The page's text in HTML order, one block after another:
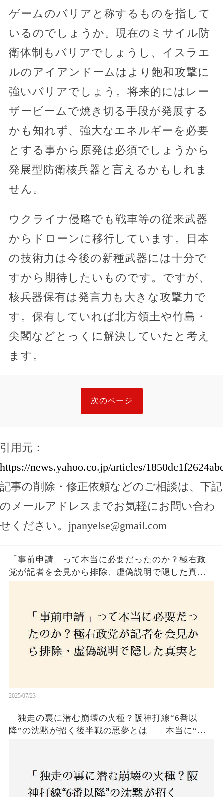
ゲームのバリアと称するものを指して
いるのでしょうか。現在のミサイル防
衛体制もバリアでしょうし、イスラエ
ルのアイアンドームはより飽和攻撃に
強いバリアでしょう。将来的にはレー
ザービームで焼き切る手段が発展する
かも知れず、強大なエネルギーを必要
とする事から原発は必須でしょうから
発展型防衛核兵器と言えるかもしれま
せん。
ウクライナ侵略でも戦車等の従来武器
からドローンに移行しています。日本
の技術力は今後の新種武器には十分で
すから期待したいものです。ですが、
核兵器保有は発言力も大きな攻撃力で
す。保有していれば北方領土や竹島・
尖閣などとっくに解決していたと考え
ます。
次のページ
引用元：
https://news.yahoo.co.jp/articles/
記事の削除・修正依頼などのご相談は、下記
のメールアドレスまでお気軽にお問い合わ
せください。 jpanyelse@gmail.com
「事前申請」って本当に必要だったのか？極右政
党が記者を会見から排除、虚偽説明で隠した真実
2025/07/23
「独走の裏に潜む崩壊の火種？阪神打線“6番以
降”の沈黙が招く後半戦の悪夢とは——本当に“強